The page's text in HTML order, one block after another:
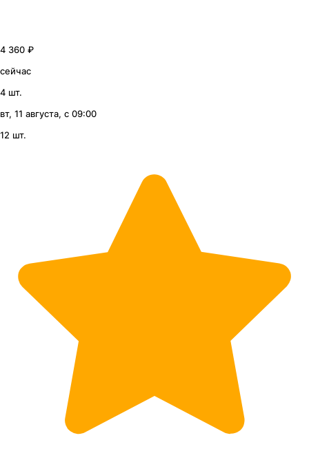
4 360 ₽
сейчас
4 шт.
вт, 11 августа, с 09:00
12 шт.